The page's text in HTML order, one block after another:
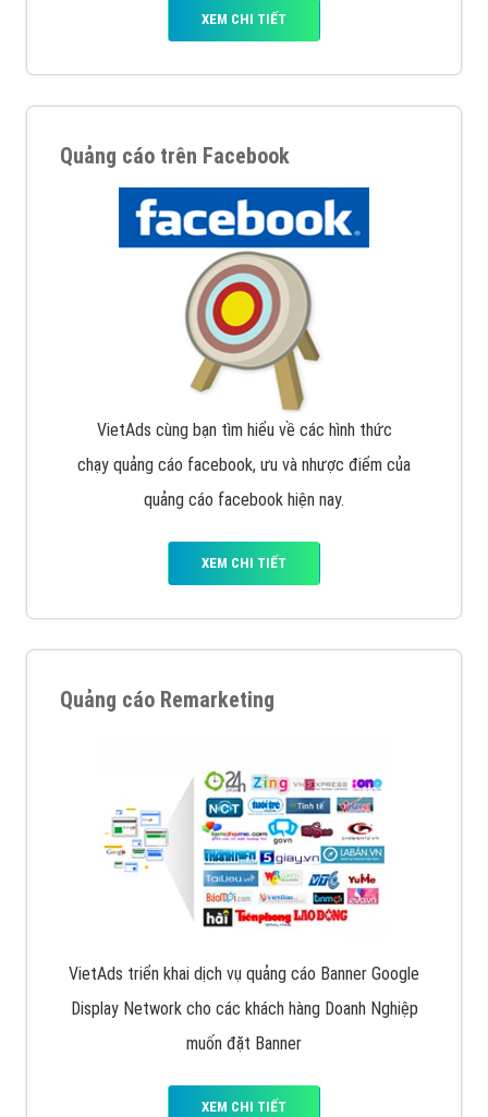
XEM CHI TIẾT
Quảng cáo trên Facebook
VietAds cùng bạn tìm hiểu về các hình thức
chạy quảng cáo facebook, ưu và nhược điểm của
quảng cáo facebook hiện nay.
XEM CHI TIẾT
Quảng cáo Remarketing
VietAds triển khai dịch vụ quảng cáo Banner Google
Display Network cho các khách hàng Doanh Nghiệp
muốn đặt Banner
XEM CHI TIẾT